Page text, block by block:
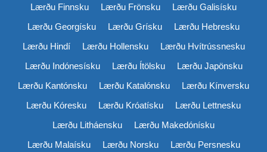
Lærðu Finnsku
Lærðu Frönsku
Lærðu Galisísku
Lærðu Georgísku
Lærðu Grísku
Lærðu Hebresku
Lærðu Hindí
Lærðu Hollensku
Lærðu Hvítrússnesku
Lærðu Indónesísku
Lærðu Ítölsku
Lærðu Japönsku
Lærðu Kantónsku
Lærðu Katalónsku
Lærðu Kínversku
Lærðu Kóresku
Lærðu Króatísku
Lærðu Lettnesku
Lærðu Litháensku
Lærðu Makedónísku
Lærðu Malaísku
Lærðu Norsku
Lærðu Persnesku